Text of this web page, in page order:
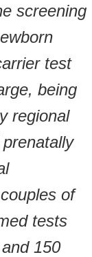
screening
test
being
regional
of
tests
150